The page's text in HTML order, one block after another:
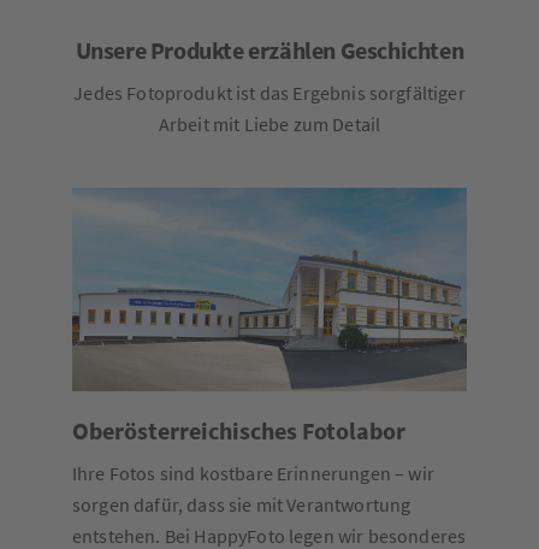
Unsere Produkte erzählen Geschichten
Jedes Fotoprodukt ist das Ergebnis sorgfältiger
Arbeit mit Liebe zum Detail
Oberösterreichisches Fotolabor
Ihre Fotos sind kostbare Erinnerungen – wir
sorgen dafür, dass sie mit Verantwortung
entstehen. Bei HappyFoto legen wir besonderes